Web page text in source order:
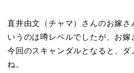
直井由文（チャマ）さんのお嫁さ
いうのは噂レベルでしたが、お嫁
今回のスキャンダルとなると、ダ
ね。